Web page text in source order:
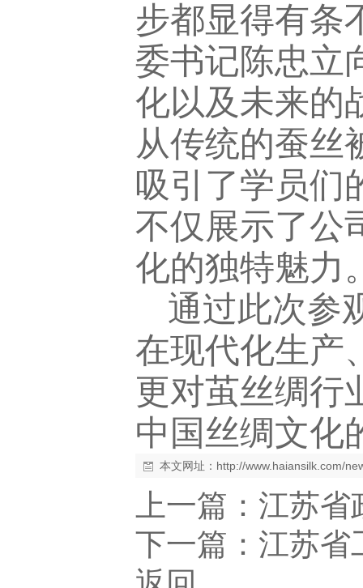
步都显得有条
委书记陈忠立
化以及未来的
从传统的蚕丝
吸引了学员们
不仅展示了公
化的独特魅力
通过此次参
在现代化生产
更对茧丝绸行
中国丝绸文化
本文网址： http://www.haiansilk.com/
上一篇： 江苏省
下一篇： 江苏省